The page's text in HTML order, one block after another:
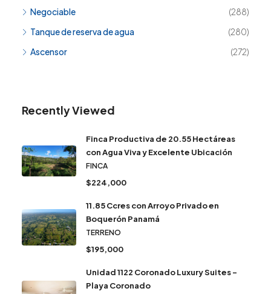
Negociable
(288)
Tanque de reserva de agua
(280)
Ascensor
(272)
Recently Viewed
Finca Productiva de 20.55 Hectáreas
con Agua Viva y Excelente Ubicación
FINCA
$224,000
11.85 Ccres con Arroyo Privado en
Boquerón Panamá
TERRENO
$195,000
Unidad 1122 Coronado Luxury Suites –
Playa Coronado